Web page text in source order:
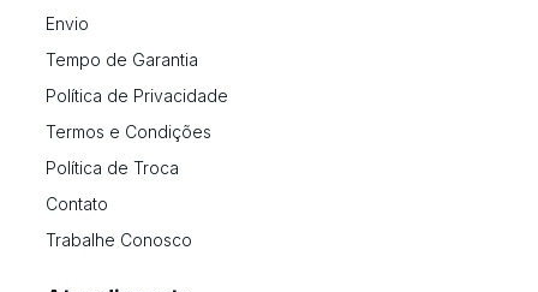
Envio
Tempo de Garantia
Política de Privacidade
Termos e Condições
Política de Troca
Contato
Trabalhe Conosco